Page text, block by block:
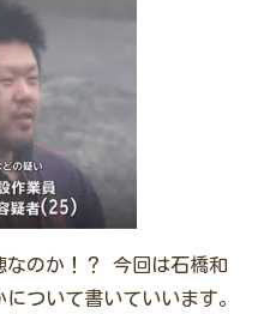
なのか！？ 今回は石橋和
ついて書いていいます。